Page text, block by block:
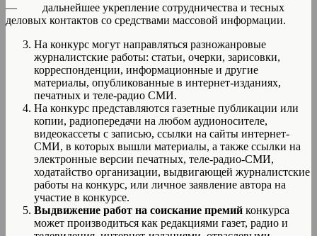
— дальнейшее укрепление сотрудничества и тесных
деловых контактов со средствами массовой информации.
На конкурс могут направляться разножанровые
журналистские работы: статьи, очерки, зарисовки,
корреспонденции, информационные и другие
материалы, опубликованные в интернет-изданиях,
печатных и теле-радио СМИ.
На конкурс представляются газетные публикации или
копии, радиопередачи на любом аудионосителе,
видеокассеты с записью, ссылки на сайты интернет-
СМИ, в которых вышли материалы, а также ссылки на
электронные версии печатных, теле-радио-СМИ,
ходатайство организации, выдвигающей журналистские
работы на конкурс, или личное заявление автора на
участие в конкурсе.
Выдвижение работ на соискание премий конкурса
может производиться как редакциями газет, радио и